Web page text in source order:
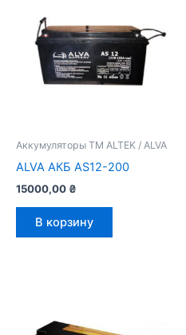
Аккумуляторы ТМ ALTEK / ALVA
ALVA АКБ AS12-200
15000,00 ₴
В корзину